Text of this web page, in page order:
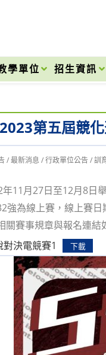
學單位 招生資訊
第五屆競
/ 最新消息 / 行政單位公告 / 訓
11月27日至12月8日
強為線上賽，線上賽
關賽事規章與報名連結
決電競賽1
下載